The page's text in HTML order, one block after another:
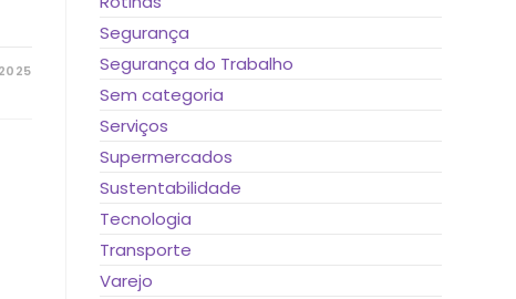
Segurança
Segurança do Trabalho
Sem categoria
Serviços
Supermercados
Sustentabilidade
Tecnologia
Transporte
Varejo